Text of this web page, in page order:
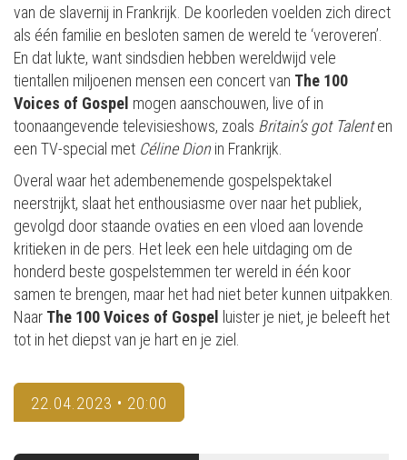
van de slavernij in Frankrijk. De koorleden voelden zich direct
als één familie en besloten samen de wereld te ‘veroveren’.
En dat lukte, want sindsdien hebben wereldwijd vele
tientallen miljoenen mensen een concert van The 100
Voices of Gospel mogen aanschouwen, live of in
toonaangevende televisieshows, zoals Britain’s got Talenten
een TV-special met Céline Dionin Frankrijk.
Overal waar het adembenemende gospelspektakel
neerstrijkt, slaat het enthousiasme over naar het publiek,
gevolgd door staande ovaties en een vloed aan lovende
kritieken in de pers. Het leek een hele uitdaging om de
honderd beste gospelstemmen ter wereld in één koor
samen te brengen, maar het had niet beter kunnen uitpakken.
Naar The 100 Voices of Gospel luister je niet, je beleeft het
tot in het diepst van je hart en je ziel.
22.04.2023 • 20:00